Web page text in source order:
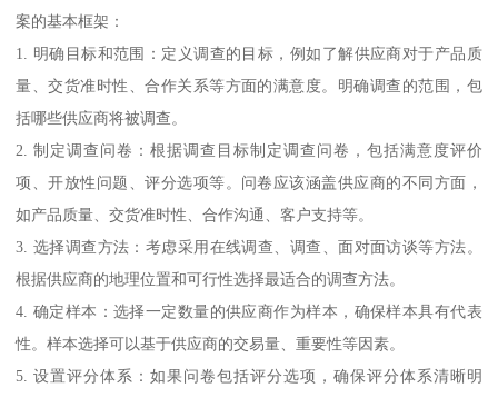
案的基本框架：
1. 明确目标和范围：定义调查的目标，例如了解供应商对于产品质
量、交货准时性、合作关系等方面的满意度。明确调查的范围，包
括哪些供应商将被调查。
2. 制定调查问卷：根据调查目标制定调查问卷，包括满意度评价
项、开放性问题、评分选项等。问卷应该涵盖供应商的不同方面，
如产品质量、交货准时性、合作沟通、客户支持等。
3. 选择调查方法：考虑采用在线调查、调查、面对面访谈等方法。
根据供应商的地理位置和可行性选择最适合的调查方法。
4. 确定样本：选择一定数量的供应商作为样本，确保样本具有代表
性。样本选择可以基于供应商的交易量、重要性等因素。
5. 设置评分体系：如果问卷包括评分选项，确保评分体系清晰明